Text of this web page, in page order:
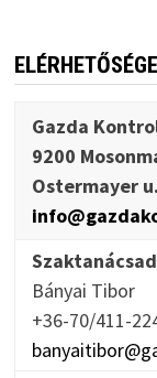
Gazda
9200
Ostermayer
Bányai Tibor
+36-70/411-